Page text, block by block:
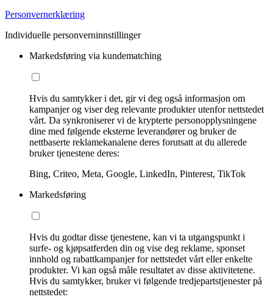
Personvernerklæring
Individuelle personverninnstillinger
Markedsføring via kundematching
Hvis du samtykker i det, gir vi deg også informasjon om
kampanjer og viser deg relevante produkter utenfor nettstedet
vårt. Da synkroniserer vi de krypterte personopplysningene
dine med følgende eksterne leverandører og bruker de
nettbaserte reklamekanalene deres forutsatt at du allerede
bruker tjenestene deres:
Bing, Criteo, Meta, Google, LinkedIn, Pinterest, TikTok
Markedsføring
Hvis du godtar disse tjenestene, kan vi ta utgangspunkt i
surfe- og kjøpsatferden din og vise deg reklame, sponset
innhold og rabattkampanjer for nettstedet vårt eller enkelte
produkter. Vi kan også måle resultatet av disse aktivitetene.
Hvis du samtykker, bruker vi følgende tredjepartstjenester på
nettstedet: